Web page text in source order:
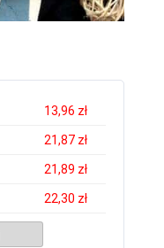
13,96 zł
21,87 zł
21,89 zł
22,30 zł